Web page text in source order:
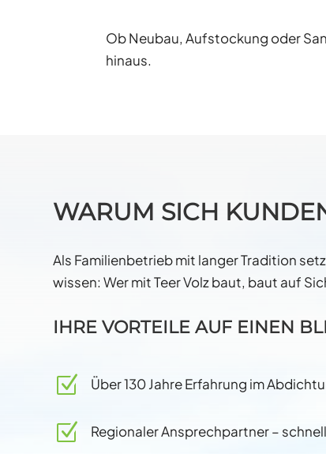
Ob Neubau, Aufstockung oder
hinaus.
WARUM SICH
Als Familienbetrieb mit langer Tradition
wissen: Wer mit Teer Volz baut, baut auf
IHRE VORTEILE AUF EINEN
Z Über 130 Jahre Erfahrung im
Z Regionaler Ansprechpartner –